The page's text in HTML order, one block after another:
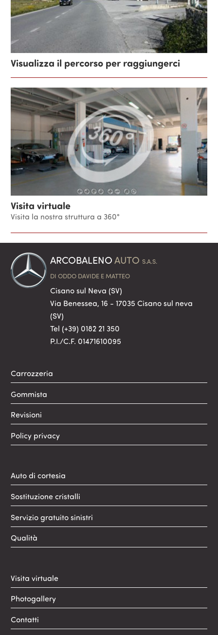
Visualizza il percorso per raggiungerci
Visita virtuale
Visita la nostra struttura a 360°
ARCOBALENOAUTOS.A.S.
DI ODDO DAVIDE E MATTEO
Cisano sul Neva (SV)
Via Benessea, 16 - 17035 Cisano sul neva
(SV)
Tel(+39) 0182 21 350
P.I./C.F. 01471610095
Carrozzeria
Gommista
Revisioni
Policy privacy
Auto di cortesia
Sostituzione cristalli
Servizio gratuito sinistri
Qualità
Visita virtuale
Photogallery
Contatti